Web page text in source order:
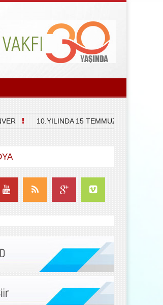
10.YILINDA 15 TEMMUZ DEMOKRASİ VE